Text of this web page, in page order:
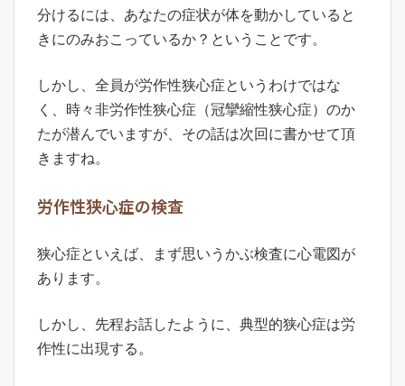
分けるには、あなたの症状が体を動かしていると
きにのみおこっているか？ということです。
しかし、全員が労作性狭心症というわけではな
く、時々非労作性狭心症（冠攣縮性狭心症）のか
たが潜んでいますが、その話は次回に書かせて頂
きますね。
労作性狭心症の検査
狭心症といえば、まず思いうかぶ検査に心電図が
あります。
しかし、先程お話したように、典型的狭心症は労
作性に出現する。